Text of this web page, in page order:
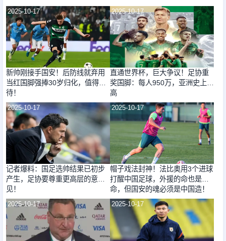
2025-10-17
新帅刚接手国安！后防线就弃用
当红国脚强捧30岁归化，值得期
待！
2025-10-17
直通世界杯，巨大争议！足协重
奖国脚：每人950万，亚洲史上最
高
2025-10-17
记者爆料：国足选帅结果已初步
产生，足协要尊重更高层的意
见！
2025-10-17
帽子戏法封神！法比奥用3个进球
打醒中国足球，外援的命也是
命，但国安的魂必须是中国造！
2025-10-17 2025-10-17